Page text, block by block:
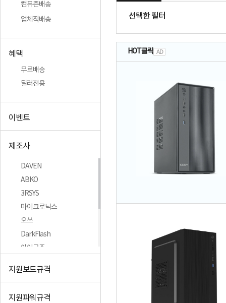
컴퓨존배송
업체직배송
혜택
무료배송
딜러전용
이벤트
제조사
DAVEN
ABKO
3RSYS
마이크로닉스
오쓰
DarkFlash
아이구주
주식회사 투민시스템
지원보드규격
지원파워규격
선택한 필터
HOT클릭 AD